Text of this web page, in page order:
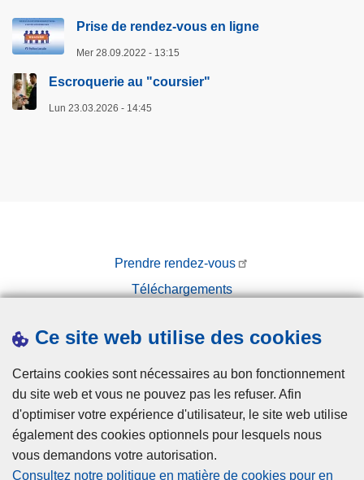
Ce site web utilise des cookies
Certains cookies sont nécessaires au bon fonctionnement
du site web et vous ne pouvez pas les refuser. Afin
d'optimiser votre expérience d'utilisateur, le site web utilise
également des cookies optionnels pour lesquels nous
vous demandons votre autorisation.
Consultez notre politique en matière de cookies pour en
Prise de rendez-vous en ligne
Mer 28.09.2022 - 13:15
Escroquerie au "coursier"
Lun 23.03.2026 - 14:45
Prendre rendez-vous
Téléchargements
Disclaimer
Privacy